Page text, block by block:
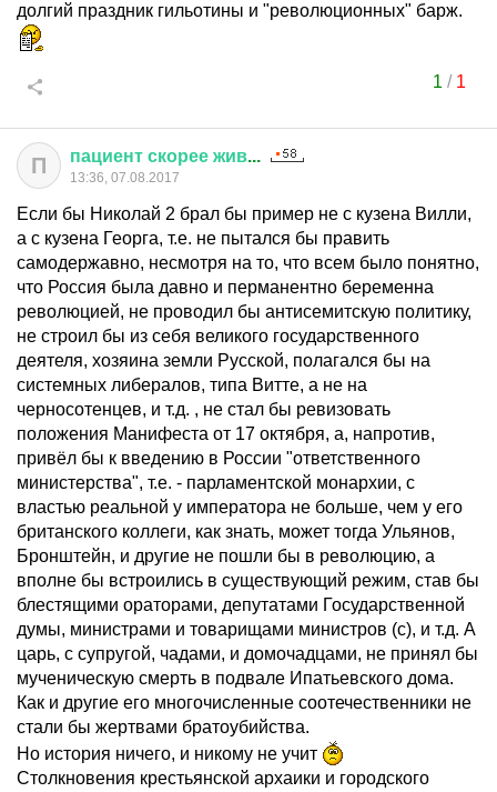
долгий праздник гильотины и "революционных" барж.
1 / 1
П пациент скорее жив...
13:36, 07.08.2017
Если бы Николай 2 брал бы пример не с кузена Вилли,
а с кузена Георга, т.е. не пытался бы править
самодержавно, несмотря на то, что всем было понятно,
что Россия была давно и перманентно беременна
революцией, не проводил бы антисемитскую политику,
не строил бы из себя великого государственного
деятеля, хозяина земли Русской, полагался бы на
системных либералов, типа Витте, а не на
черносотенцев, и т.д. , не стал бы ревизовать
положения Манифеста от 17 октября, а, напротив,
привёл бы к введению в России "ответственного
министерства", т.е. - парламентской монархии, с
властью реальной у императора не больше, чем у его
британского коллеги, как знать, может тогда Ульянов,
Бронштейн, и другие не пошли бы в революцию, а
вполне бы встроились в существующий режим, став бы
блестящими ораторами, депутатами Государственной
думы, министрами и товарищами министров (с), и т.д. А
царь, с супругой, чадами, и домочадцами, не принял бы
мученическую смерть в подвале Ипатьевского дома.
Как и другие его многочисленные соотечественники не
стали бы жертвами братоубийства.
Но история ничего, и никому не учит
Столкновения крестьянской архаики и городского